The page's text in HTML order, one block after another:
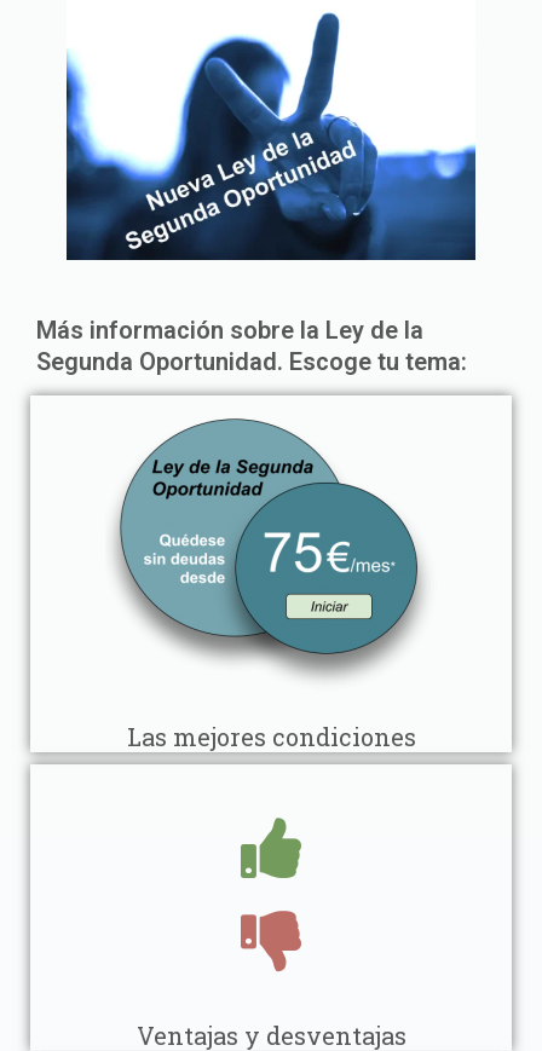
Más información sobre la Ley de la
Segunda Oportunidad. Escoge tu tema:
Las mejores condiciones
Ventajas y desventajas